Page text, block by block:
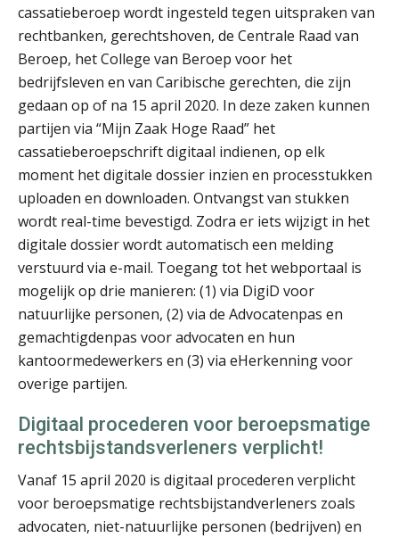
cassatieberoep wordt ingesteld tegen uitspraken van
rechtbanken, gerechtshoven, de Centrale Raad van
Beroep, het College van Beroep voor het
bedrijfsleven en van Caribische gerechten, die zijn
gedaan op of na 15 april 2020. In deze zaken kunnen
partijen via “Mijn Zaak Hoge Raad” het
cassatieberoepschrift digitaal indienen, op elk
moment het digitale dossier inzien en processtukken
uploaden en downloaden. Ontvangst van stukken
wordt real-time bevestigd. Zodra er iets wijzigt in het
digitale dossier wordt automatisch een melding
verstuurd via e-mail. Toegang tot het webportaal is
mogelijk op drie manieren: (1) via DigiD voor
natuurlijke personen, (2) via de Advocatenpas en
gemachtigdenpas voor advocaten en hun
kantoormedewerkers en (3) via eHerkenning voor
overige partijen.
Digitaal procederen voor beroepsmatige
rechtsbijstandsverleners verplicht!
Vanaf 15 april 2020 is digitaal procederen verplicht
voor beroepsmatige rechtsbijstandverleners zoals
advocaten, niet-natuurlijke personen (bedrijven) en
Aimée van der Paardt
mr. drs. Wicher-Henk Krabbe
Denny Vermeer
Jos van Bavel